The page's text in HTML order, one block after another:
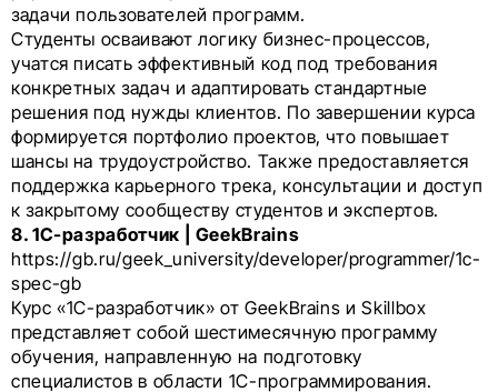
задачи пользователей программ.
Студенты осваивают логику бизнес-процессов,
учатся писать эффективный код под требования
конкретных задач и адаптировать стандартные
решения под нужды клиентов. По завершении курса
формируется портфолио проектов, что повышает
шансы на трудоустройство. Также предоставляется
поддержка карьерного трека, консультации и доступ
к закрытому сообществу студентов и экспертов.
8. 1С-разработчик | GeekBrains
https://gb.ru/geek_university/developer/programmer/1c-
spec-gb
Курс «1С-разработчик» от GeekBrains и Skillbox
представляет собой шестимесячную программу
обучения, направленную на подготовку
специалистов в области 1С-программирования.